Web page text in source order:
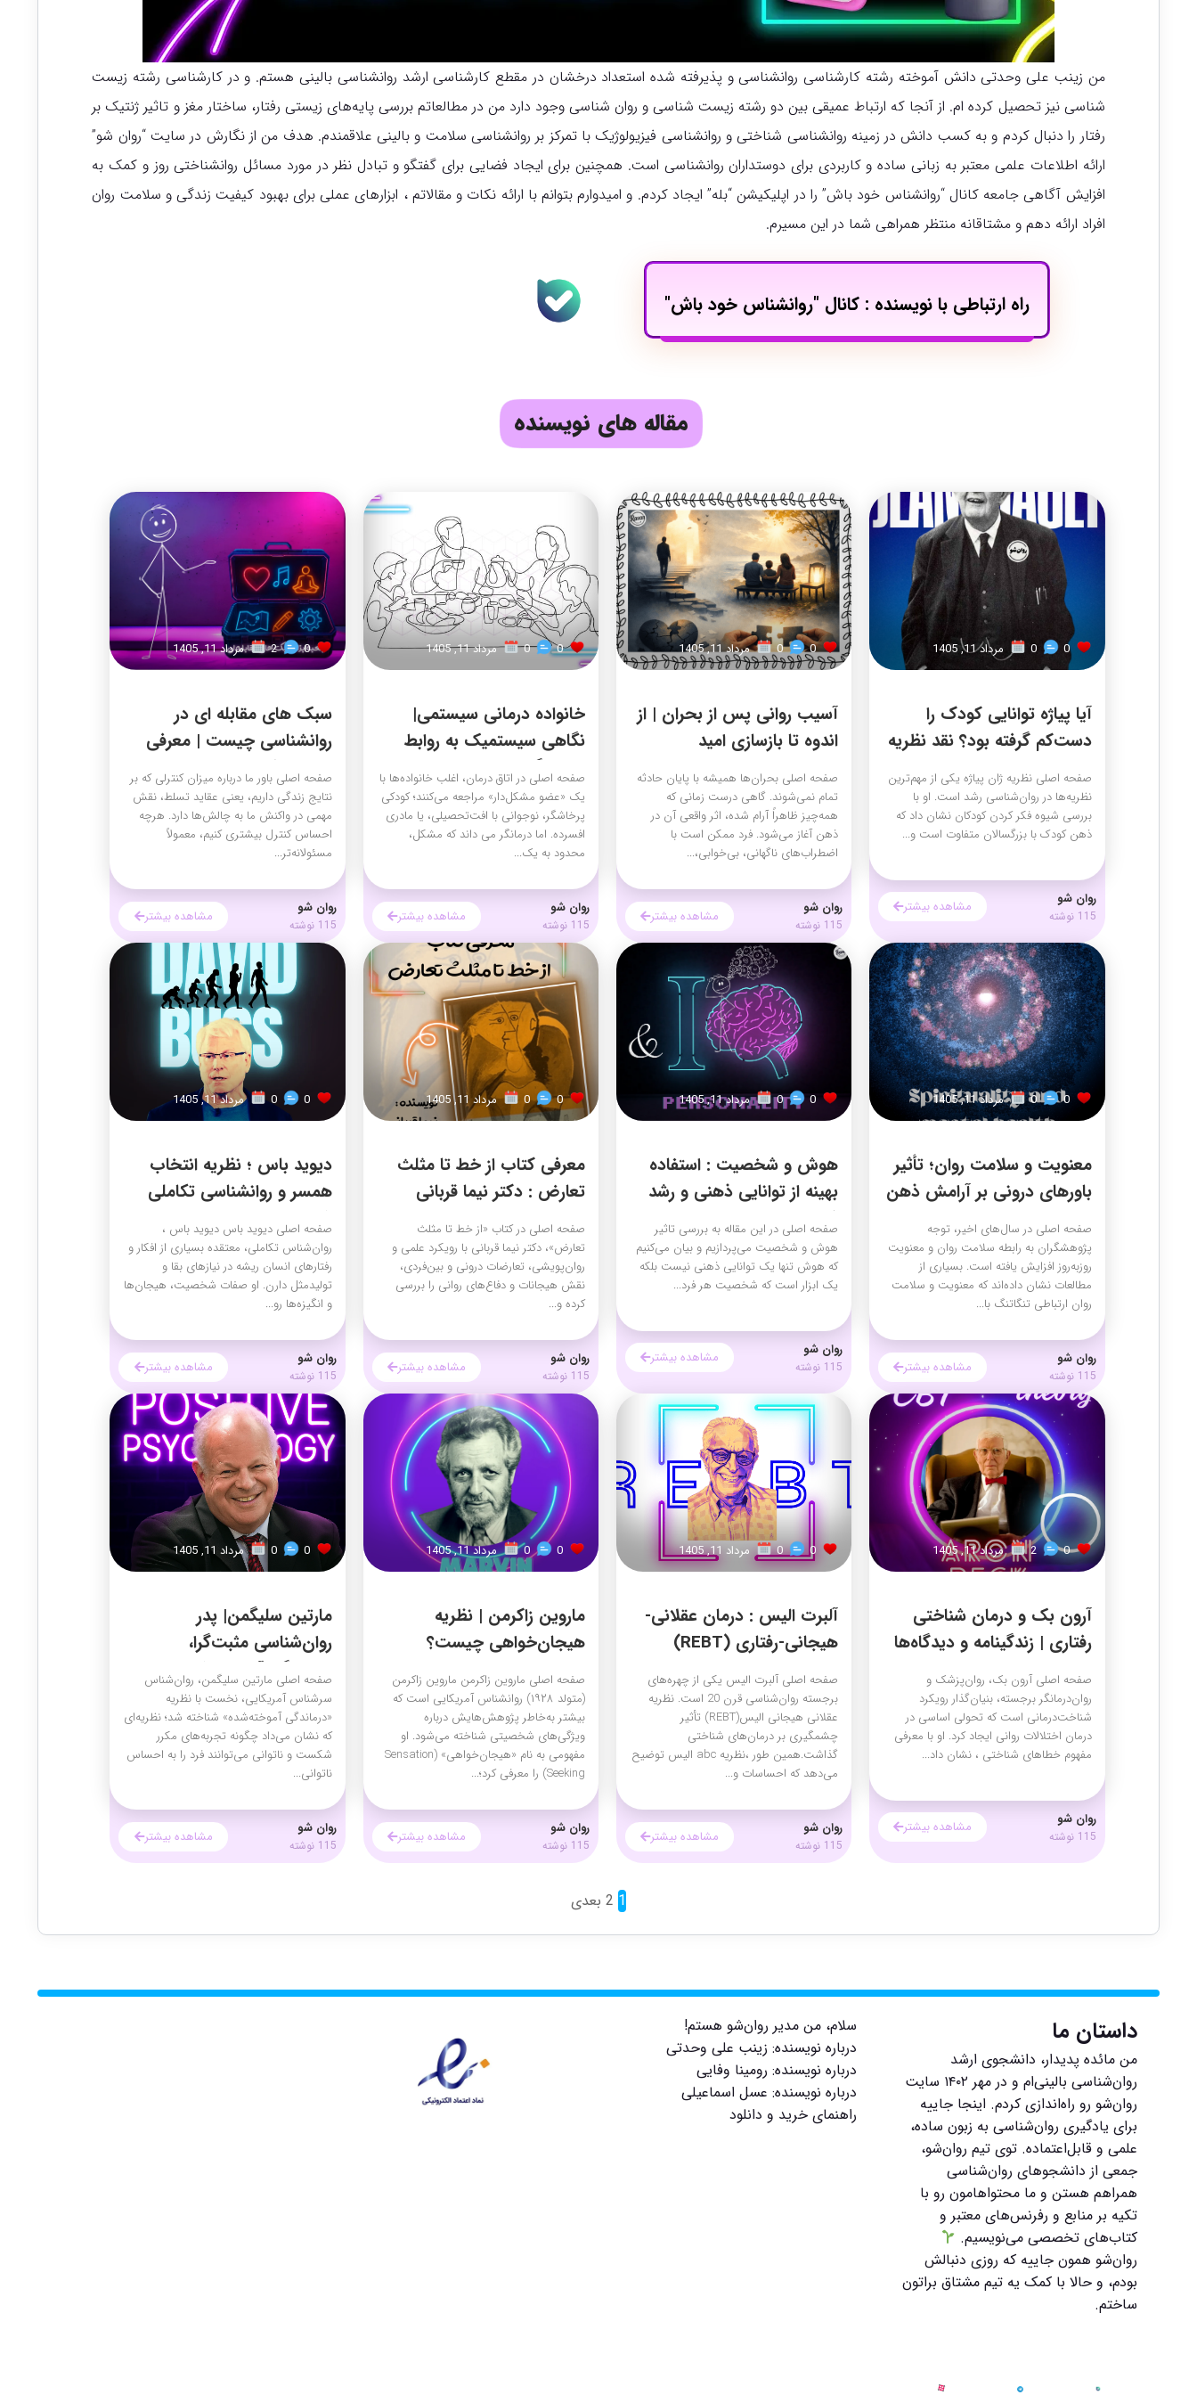
من زینب علی وحدتی دانش آموخته رشته کارشناسی روانشناسی و پذیرفته شده استعداد درخشان در مقطع کارشناسی ارشد روانشناسی بالینی هستم. و در کارشناسی رشته زیست
شناسی نیز تحصیل کرده ام. از آنجا که ارتباط عمیقی بین دو رشته زیست شناسی و روان شناسی وجود دارد من در مطالعاتم بررسی پایه‌های زیستی رفتار، ساختار مغز و تاثیر ژنتیک بر
رفتار را دنبال کردم و به کسب دانش در زمینه روانشناسی شناختی و روانشناسی فیزیولوژیک با تمرکز بر روانشناسی سلامت و بالینی علاقمندم. هدف من از نگارش در سایت “روان شو”
ارائه اطلاعات علمی معتبر به زبانی ساده و کاربردی برای دوستداران روانشناسی است. همچنین برای ایجاد فضایی برای گفتگو و تبادل نظر در مورد مسائل روانشناختی روز و کمک به
افزایش آگاهی جامعه کانال “روانشناس خود باش” را در اپلیکیشن “بله” ایجاد کردم. و امیدوارم بتوانم با ارائه نکات و مقالاتم ، ابزارهای عملی برای بهبود کیفیت زندگی و سلامت روان
افراد ارائه دهم و مشتاقانه منتظر همراهی شما در این مسیرم.
راه ارتباطی با نویسنده : کانال "روانشناس خود باش"
مقاله های نویسنده
0
0 مرداد 11, 1405
آیا پیاژه توانایی کودک را
دست‌کم گرفته بود؟ نقد نظریه
پیاژه
صفحه اصلی نظریه ژان پیاژه یکی از مهم‌ترین
نظریه‌ها در روان‌شناسی رشد است. او با
بررسی شیوه فکر کردن کودکان نشان داد که
ذهن کودک با بزرگسالان متفاوت است و...
روان شو
115 نوشته مشاهده بیشتر
0
0 مرداد 11, 1405
آسیب روانی پس از بحران | از
اندوه تا بازسازی امید
صفحه اصلی بحران‌ها همیشه با پایان حادثه
تمام نمی‌شوند. گاهی درست زمانی که
همه‌چیز ظاهراً آرام شده، اثر واقعی آن در
ذهن آغاز می‌شود. فرد ممکن است با
اضطراب‌های ناگهانی، بی‌خوابی،...
روان شو
115 نوشته مشاهده بیشتر
0
0 مرداد 11, 1405
خانواده درمانی سیستمی|
نگاهی سیستمیک به روابط
خانوادگی
صفحه اصلی در اتاق درمان، اغلب خانواده‌ها با
یک «عضو مشکل‌دار» مراجعه می‌کنند؛ کودکی
پرخاشگر، نوجوانی با افت‌تحصیلی، یا مادری
افسرده. اما درمانگر می داند که مشکل،
محدود به یک...
روان شو
115 نوشته مشاهده بیشتر
0
2 مرداد 11, 1405
سبک های مقابله ای در
روانشناسی چیست | معرفی
انواع سبک ها
صفحه اصلی باور ما درباره میزان کنترلی که بر
نتایج زندگی داریم، یعنی عقاید تسلط، نقش
مهمی در واکنش ما به چالش‌ها دارد. هرچه
احساس کنترل بیشتری کنیم، معمولاً
مسئولانه‌تر...
روان شو
115 نوشته مشاهده بیشتر
0
0 مرداد 11, 1405
معنویت و سلامت روان؛ تأثیر
باورهای درونی بر آرامش ذهن
صفحه اصلی در سال‌های اخیر، توجه
پژوهشگران به رابطه سلامت روان و معنویت
روزبه‌روز افزایش یافته است. بسیاری از
مطالعات نشان داده‌اند که معنویت و سلامت
روان ارتباطی تنگاتنگ با...
روان شو
115 نوشته مشاهده بیشتر
0
0 مرداد 11, 1405
هوش و شخصیت : استفاده
بهینه از توانایی ذهنی و رشد
فردی
صفحه اصلی در این مقاله به بررسی تاثیر
هوش و شخصیت می‌پردازیم و بیان می‌کنیم
که هوش تنها یک توانایی ذهنی نیست بلکه
یک ابزار است که شخصیت هر فرد...
روان شو
115 نوشته مشاهده بیشتر
0
0 مرداد 11, 1405
معرفی کتاب از خط تا مثلث
تعارض : دکتر نیما قربانی
صفحه اصلی در کتاب «از خط تا مثلث
تعارض»، دکتر نیما قربانی با رویکرد علمی و
روان‌پویشی، تعارضات درونی و بین‌فردی،
نقش هیجانات و دفاع‌های روانی را بررسی
کرده و...
روان شو
115 نوشته مشاهده بیشتر
0
0 مرداد 11, 1405
دیوید باس ؛ نظریه انتخاب
همسر و روانشناسی تکاملی
شخصیت
صفحه اصلی دیوید باس دیوید باس ،
روان‌شناس تکاملی، معتقده بسیاری از افکار و
رفتارهای انسان ریشه در نیازهای بقا و
تولیدمثل دارن. او صفات شخصیت، هیجان‌ها
و انگیزه‌ها رو...
روان شو
115 نوشته مشاهده بیشتر
0
2 مرداد 11, 1405
آرون بک و درمان شناختی
رفتاری | زندگینامه و دیدگاه‌ها
صفحه اصلی آرون بک، روان‌پزشک و
روان‌درمانگر برجسته، بنیان‌گذار رویکرد
شناخت‌درمانی است که تحولی اساسی در
درمان اختلالات روانی ایجاد کرد. او با معرفی
مفهوم خطاهای شناختی ، نشان داد...
روان شو
115 نوشته مشاهده بیشتر
0
0 مرداد 11, 1405
آلبرت الیس : درمان عقلانی-
هیجانی-رفتاری (REBT)
صفحه اصلی آلبرت الیس یکی از چهره‌های
برجسته روان‌شناسی قرن 20 است. نظریه
عقلانی هیجانی الیس(REBT) تأثیر
چشمگیری بر درمان‌های شناختی
گذاشت.همین طور ،نظریه abc الیس توضیح
می‌دهد که احساسات و...
روان شو
115 نوشته مشاهده بیشتر
0
0 مرداد 11, 1405
ماروین زاکرمن | نظریه
هیجان‌خواهی چیست؟
صفحه اصلی ماروین زاکرمن ماروین زاکرمن
(متولد ۱۹۲۸) روانشناس آمریکایی است که
بیشتر به‌خاطر پژوهش‌هایش درباره
ویژگی‌های شخصیتی شناخته می‌شود. او
مفهومی به نام «هیجان‌خواهی» (Sensation
Seeking) را معرفی کرد؛...
روان شو
115 نوشته مشاهده بیشتر
0
0 مرداد 11, 1405
مارتین سلیگمن| پدر
روان‌شناسی مثبت‌گرا،
درماندگی آموخته شده
صفحه اصلی مارتین سلیگمن، روان‌شناس
سرشناس آمریکایی، نخست با نظریه
«درماندگی آموخته‌شده» شناخته شد؛ نظریه‌ای
که نشان می‌داد چگونه تجربه‌های مکرر
شکست و ناتوانی می‌توانند فرد را به احساس
ناتوانی...
روان شو
115 نوشته مشاهده بیشتر
1
2 بعدی
داستان ما
من مائده پدیدار، دانشجوی ارشد
روان‌شناسی بالینی‌ام و در مهر ۱۴۰۲ سایت
روان‌شو رو راه‌اندازی کردم. اینجا جاییه
برای یادگیری روان‌شناسی به زبون ساده،
علمی و قابل‌اعتماده. توی تیم روان‌شو،
جمعی از دانشجوهای روان‌شناسی
همراهم هستن و ما محتواهامون رو با
تکیه بر منابع و رفرنس‌های معتبر و
کتاب‌های تخصصی می‌نویسیم.
روان‌شو همون جاییه که روزی دنبالش
بودم، و حالا با کمک یه تیم مشتاق براتون
ساختم.
سلام، من مدیر روان‌شو هستم!
درباره نویسنده: زینب علی وحدتی
درباره نویسنده: رومینا وفایی
درباره نویسنده: عسل اسماعیلی
راهنمای خرید و دانلود